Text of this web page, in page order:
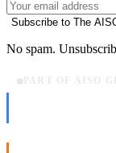
Subscribe to The
No spam.
PART OF AISO